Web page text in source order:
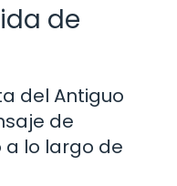
de
del Antiguo
de
a lo largo de